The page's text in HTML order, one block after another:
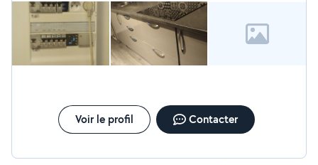
suis tombé sur le coup de foudre mais c’était plutôt le coup de
four 👌👌👌
Voir le profil Contacter